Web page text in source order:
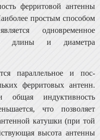
ферритовой ан­тенны
про­стым способом
од­новременное
длины и диа­метра
параллельное и пос­
ферритовых ан­тенн.
общая индуктив­ность
что позво­ляет
катушки (при той
вы­сота антенны